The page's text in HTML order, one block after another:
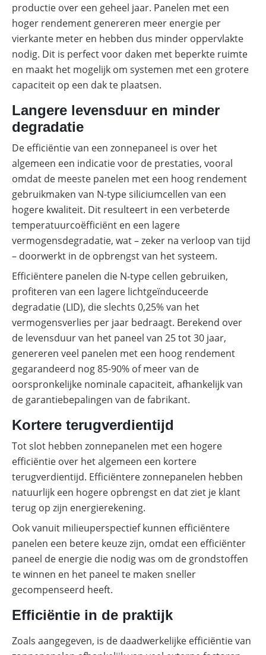
productie over een geheel jaar. Panelen met een
hoger rendement genereren meer energie per
vierkante meter en hebben dus minder oppervlakte
nodig. Dit is perfect voor daken met beperkte ruimte
en maakt het mogelijk om systemen met een grotere
capaciteit op een dak te plaatsen.
Langere levensduur en minder
degradatie
De efficiëntie van een zonnepaneel is over het
algemeen een indicatie voor de prestaties, vooral
omdat de meeste panelen met een hoog rendement
gebruikmaken van N-type siliciumcellen van een
hogere kwaliteit. Dit resulteert in een verbeterde
temperatuurcoëfficiënt en een lagere
vermogensdegradatie, wat – zeker na verloop van tijd
– doorwerkt in de opbrengst van het systeem.
Efficiëntere panelen die N-type cellen gebruiken,
profiteren van een lagere lichtgeïnduceerde
degradatie (LID), die slechts 0,25% van het
vermogensverlies per jaar bedraagt. Berekend over
de levensduur van het paneel van 25 tot 30 jaar,
genereren veel panelen met een hoog rendement
gegarandeerd nog 85-90% of meer van de
oorspronkelijke nominale capaciteit, afhankelijk van
de garantiebepalingen van de fabrikant.
Kortere terugverdientijd
Tot slot hebben zonnepanelen met een hogere
efficiëntie over het algemeen een kortere
terugverdientijd. Efficiëntere zonnepanelen hebben
natuurlijk een hogere opbrengst en dat ziet je klant
terug op zijn energierekening.
Ook vanuit milieuperspectief kunnen efficiëntere
panelen een betere keuze zijn, omdat een efficiënter
paneel de energie die nodig was om de grondstoffen
te winnen en het paneel te maken sneller
gecompenseerd heeft.
Efficiëntie in de praktijk
Zoals aangegeven, is de daadwerkelijke efficiëntie van